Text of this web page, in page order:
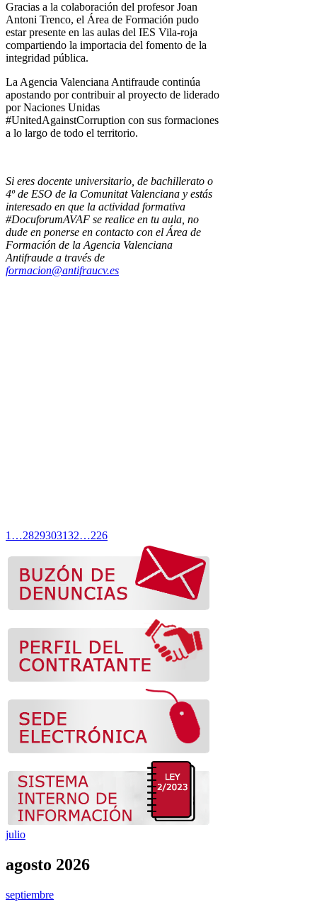
Gracias a la colaboración del profesor Joan
Antoni Trenco, el Área de Formación pudo
estar presente en las aulas del IES Vila-roja
compartiendo la importacia del fomento de la
integridad pública.
La Agencia Valenciana Antifraude continúa
apostando por contribuir al proyecto de liderado
por Naciones Unidas
#UnitedAgainstCorruption con sus formaciones
a lo largo de todo el territorio.
Si eres docente universitario, de bachillerato o
4º de ESO de la Comunitat Valenciana y estás
interesado en que la actividad formativa
#DocuforumAVAF se realice en tu aula, no
dude en ponerse en contacto con el Área de
Formación de la Agencia Valenciana
Antifraude a través de
formacion@antifraucv.es
1 …2829303132…226
julio
agosto 2026
septiembre